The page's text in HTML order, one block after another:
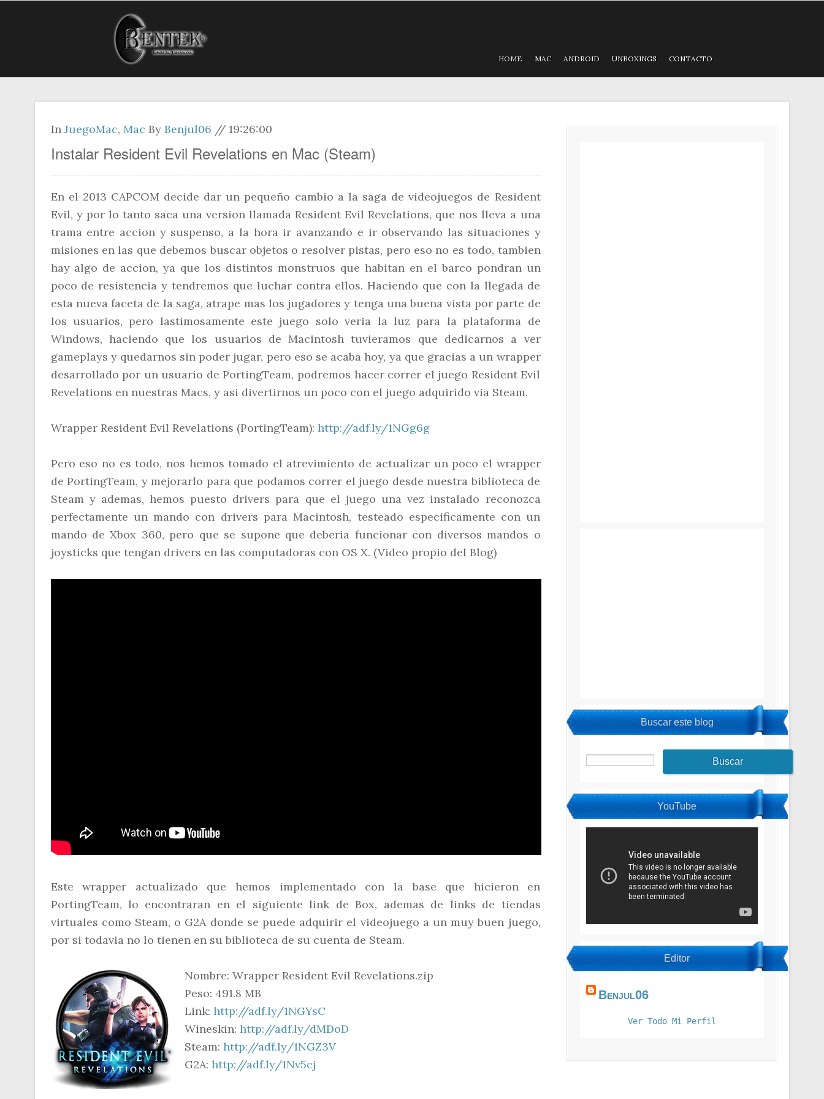
HOME MAC ANDROID UNBOXINGS CONTACTO
In JuegoMac, Mac By Benjul06 // 19:26:00
Instalar Resident Evil Revelations en Mac (Steam)
En el 2013 CAPCOM decide dar un pequeño cambio a la saga de videojuegos de Resident
Evil, y por lo tanto saca una version llamada Resident Evil Revelations, que nos lleva a una
trama entre accion y suspenso, a la hora ir avanzando e ir observando las situaciones y
misiones en las que debemos buscar objetos o resolver pistas, pero eso no es todo, tambien
hay algo de accion, ya que los distintos monstruos que habitan en el barco pondran un
poco de resistencia y tendremos que luchar contra ellos. Haciendo que con la llegada de
esta nueva faceta de la saga, atrape mas los jugadores y tenga una buena vista por parte de
los usuarios, pero lastimosamente este juego solo veria la luz para la plataforma de
Windows, haciendo que los usuarios de Macintosh tuvieramos que dedicarnos a ver
gameplays y quedarnos sin poder jugar, pero eso se acaba hoy, ya que gracias a un wrapper
desarrollado por un usuario de PortingTeam, podremos hacer correr el juego Resident Evil
Revelations en nuestras Macs, y asi divertirnos un poco con el juego adquirido via Steam.
Wrapper Resident Evil Revelations (PortingTeam): http://adf.ly/1NGg6g
Pero eso no es todo, nos hemos tomado el atrevimiento de actualizar un poco el wrapper
de PortingTeam, y mejorarlo para que podamos correr el juego desde nuestra biblioteca de
Steam y ademas, hemos puesto drivers para que el juego una vez instalado reconozca
perfectamente un mando con drivers para Macintosh, testeado especificamente con un
mando de Xbox 360, pero que se supone que deberia funcionar con diversos mandos o
joysticks que tengan drivers en las computadoras con OS X. (Video propio del Blog)
Este wrapper actualizado que hemos implementado con la base que hicieron en
PortingTeam, lo encontraran en el siguiente link de Box, ademas de links de tiendas
virtuales como Steam, o G2A donde se puede adquirir el videojuego a un muy buen juego,
por si todavia no lo tienen en su biblioteca de su cuenta de Steam.
Nombre: Wrapper Resident Evil Revelations.zip
Peso: 491.8 MB
Link: http://adf.ly/1NGYsC
Wineskin: http://adf.ly/dMDoD
Steam: http://adf.ly/1NGZ3V
G2A: http://adf.ly/1Nv5cj
Buscar este blog
YouTube
Editor
Benjul06
Ver Todo Mi Perfil